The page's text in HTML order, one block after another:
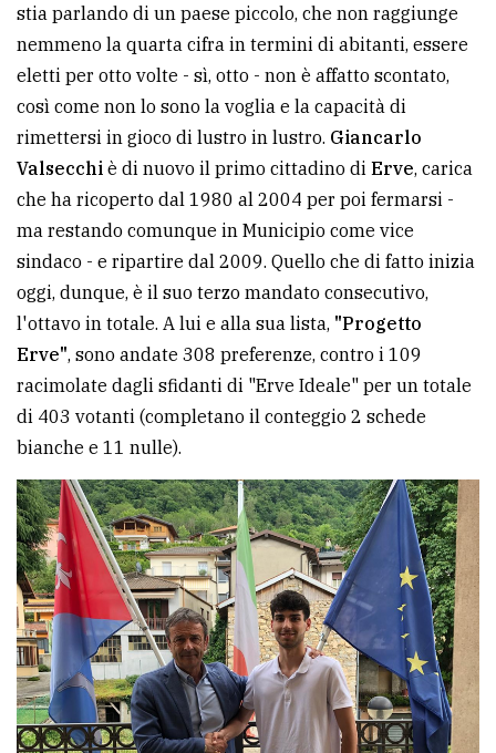
Cerca
per
comune
Ricerca
avanzata
LE
ALTRE
PRIVACY
Privacy
policy
Cookie
policy
stia parlando di un paese piccolo, che non raggiunge
nemmeno la quarta cifra in termini di abitanti, essere
eletti per otto volte - sì, otto - non è affatto scontato,
così come non lo sono la voglia e la capacità di
rimettersi in gioco di lustro in lustro. Giancarlo
Valsecchi è di nuovo il primo cittadino di Erve, carica
che ha ricoperto dal 1980 al 2004 per poi fermarsi -
ma restando comunque in Municipio come vice
sindaco - e ripartire dal 2009. Quello che di fatto inizia
oggi, dunque, è il suo terzo mandato consecutivo,
l'ottavo in totale. A lui e alla sua lista, "Progetto
Erve", sono andate 308 preferenze, contro i 109
racimolate dagli sfidanti di "Erve Ideale" per un totale
di 403 votanti (completano il conteggio 2 schede
bianche e 11 nulle).